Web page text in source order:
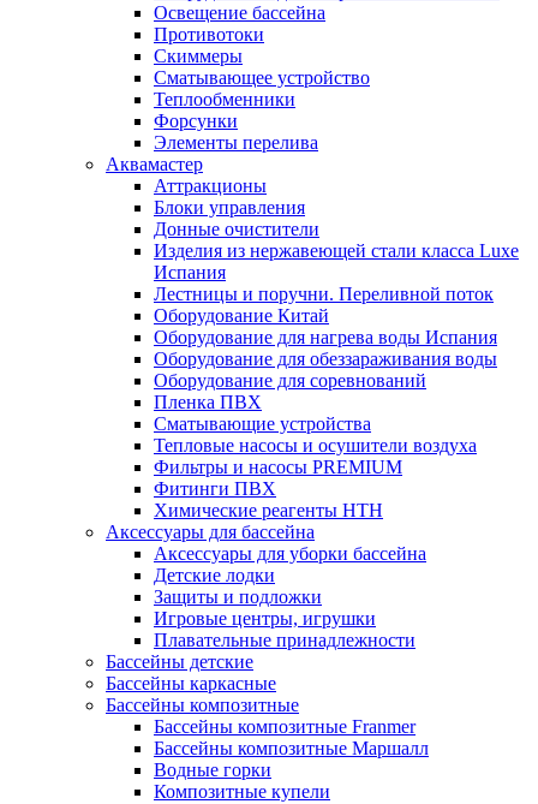
Освещение бассейна
Противотоки
Скиммеры
Сматывающее устройство
Теплообменники
Форсунки
Элементы перелива
Аквамастер
Аттракционы
Блоки управления
Донные очистители
Изделия из нержавеющей стали класса Luxe
Испания
Лестницы и поручни. Переливной поток
Оборудование Китай
Оборудование для нагрева воды Испания
Оборудование для обеззараживания воды
Оборудование для соревнований
Пленка ПВХ
Сматывающие устройства
Тепловые насосы и осушители воздуха
Фильтры и насосы PREMIUM
Фитинги ПВХ
Химические реагенты HTH
Аксессуары для бассейна
Аксессуары для уборки бассейна
Детские лодки
Защиты и подложки
Игровые центры, игрушки
Плавательные принадлежности
Бассейны детские
Бассейны каркасные
Бассейны композитные
Бассейны композитные Franmer
Бассейны композитные Маршалл
Водные горки
Композитные купели